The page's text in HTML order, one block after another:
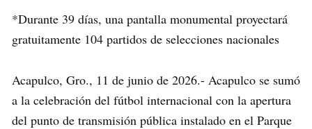
*Durante 39 días, una pantalla monumental proyectará
gratuitamente 104 partidos de selecciones nacionales
Acapulco, Gro., 11 de junio de 2026.- Acapulco se sumó
a la celebración del fútbol internacional con la apertura
del punto de transmisión pública instalado en el Parque